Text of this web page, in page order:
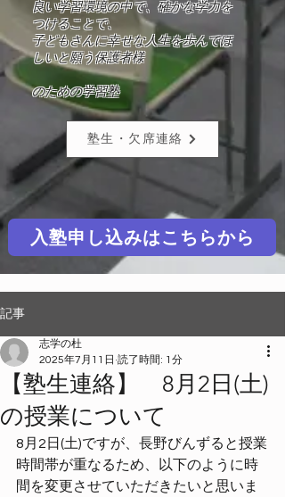
塾生・欠席連絡
良い学習環境の中で、確かな学力を
つけることで、
​子どもさんに幸せな人生を歩んでほ
しいと願う保護者様
​​のための学習塾
入塾申し込みはこちらから
記事
【塾生連絡】 8月2日(土)
の授業について
志学の杜
2025年7月11日 読了時間: 1分
8月2日(土)ですが、長野びんずると授業
時間帯が重なるため、以下のように時
間を変更させていただきたいと思いま